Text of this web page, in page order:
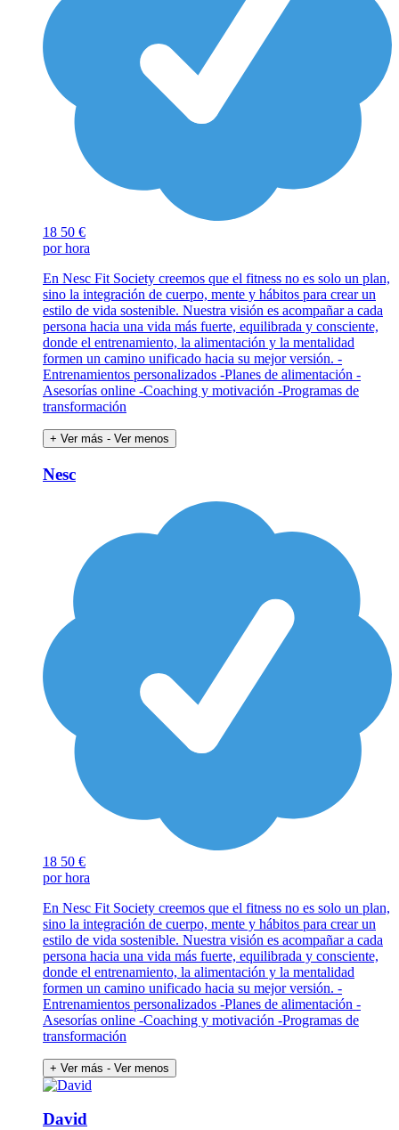
18 50 €
por hora
En Nesc Fit Society creemos que el fitness no es solo un plan,
sino la integración de cuerpo, mente y hábitos para crear un
estilo de vida sostenible. Nuestra visión es acompañar a cada
persona hacia una vida más fuerte, equilibrada y consciente,
donde el entrenamiento, la alimentación y la mentalidad
formen un camino unificado hacia su mejor versión. -
Entrenamientos personalizados -Planes de alimentación -
Asesorías online -Coaching y motivación -Programas de
transformación
+ Ver más - Ver menos
Nesc
18 50 €
por hora
En Nesc Fit Society creemos que el fitness no es solo un plan,
sino la integración de cuerpo, mente y hábitos para crear un
estilo de vida sostenible. Nuestra visión es acompañar a cada
persona hacia una vida más fuerte, equilibrada y consciente,
donde el entrenamiento, la alimentación y la mentalidad
formen un camino unificado hacia su mejor versión. -
Entrenamientos personalizados -Planes de alimentación -
Asesorías online -Coaching y motivación -Programas de
transformación
+ Ver más - Ver menos
David